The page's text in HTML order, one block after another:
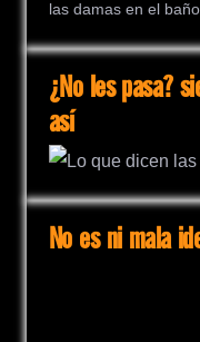
las damas en el
¿No les pasa?
así
No es ni mala